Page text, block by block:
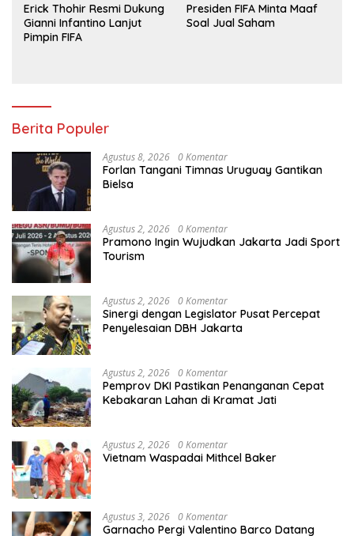
Erick Thohir Resmi Dukung
Gianni Infantino Lanjut
Pimpin FIFA
Presiden FIFA Minta Maaf
Soal Jual Saham
Berita Populer
Agustus 8, 2026 0 Komentar
Forlan Tangani Timnas Uruguay Gantikan
Bielsa
Agustus 2, 2026 0 Komentar
Pramono Ingin Wujudkan Jakarta Jadi Sport
Tourism
Agustus 2, 2026 0 Komentar
Sinergi dengan Legislator Pusat Percepat
Penyelesaian DBH Jakarta
Agustus 2, 2026 0 Komentar
Pemprov DKI Pastikan Penanganan Cepat
Kebakaran Lahan di Kramat Jati
Agustus 2, 2026 0 Komentar
Vietnam Waspadai Mithcel Baker
Agustus 3, 2026 0 Komentar
Garnacho Pergi Valentino Barco Datang